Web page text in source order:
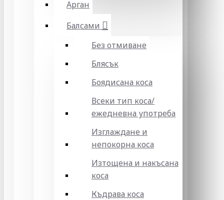
Арган
Балсами
Без отмиване
Блясък
Боядисана коса
Всеки тип коса/
ежедневна употреба
Изглаждане и
непокорна коса
Изтощена и накъсана
коса
Къдрава коса